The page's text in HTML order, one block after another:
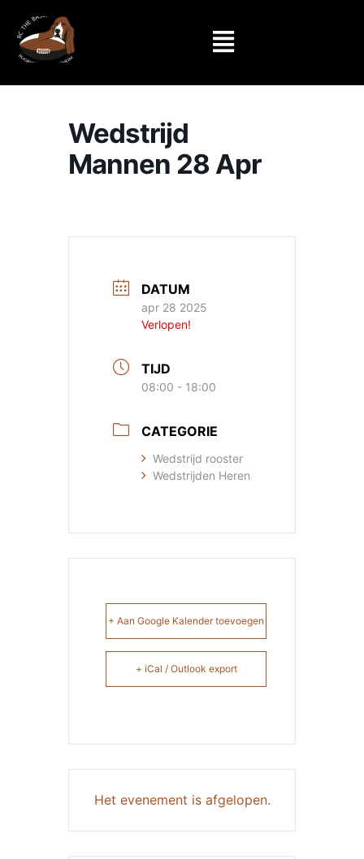
Wedstrijd
Mannen 28 Apr
DATUM
apr 28 2025
Verlopen!
TIJD
08:00 - 18:00
CATEGORIE
Wedstrijd rooster
Wedstrijden Heren
+ Aan Google Kalender toevoegen
+ iCal / Outlook export
Het evenement is afgelopen.